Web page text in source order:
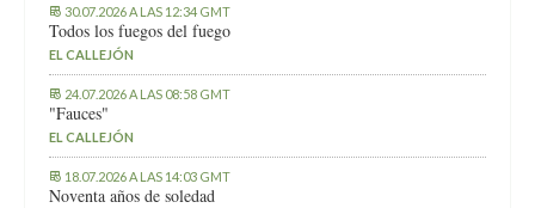
30.07.2026 A LAS 12:34 GMT
Todos los fuegos del fuego
EL CALLEJÓN
24.07.2026 A LAS 08:58 GMT
"Fauces"
EL CALLEJÓN
18.07.2026 A LAS 14:03 GMT
Noventa años de soledad